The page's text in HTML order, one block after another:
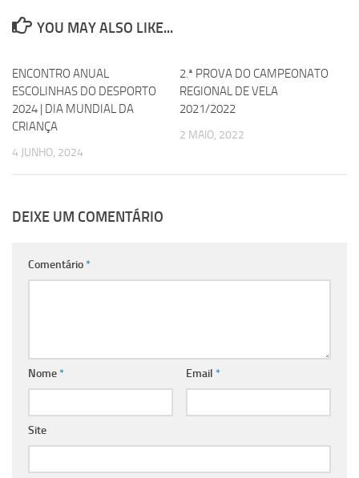
YOU MAY ALSO LIKE...
ENCONTRO ANUAL
ESCOLINHAS DO DESPORTO
2024 | DIA MUNDIAL DA
CRIANÇA
4 JUNHO, 2024
2.ª PROVA DO CAMPEONATO
REGIONAL DE VELA
2021/2022
2 MAIO, 2022
DEIXE UM COMENTÁRIO
Comentário*
Nome* Email *
Site